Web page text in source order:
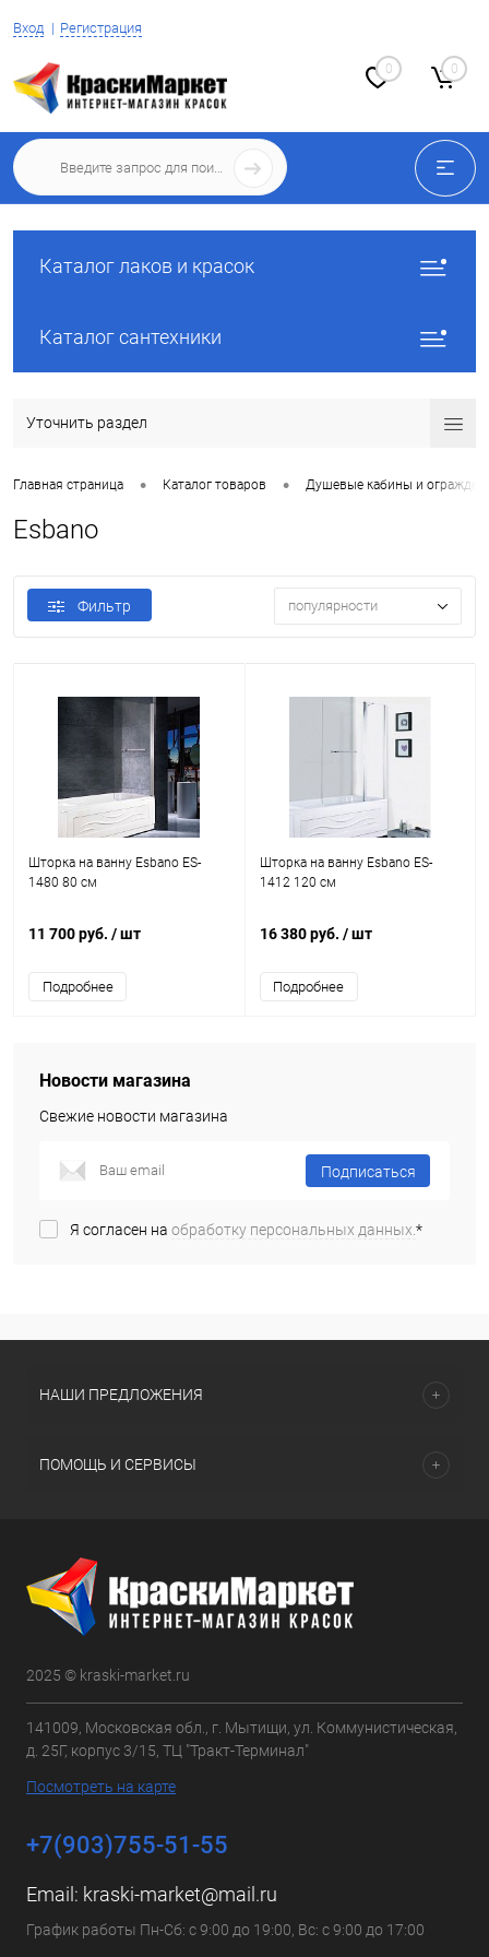
Вход Регистрация
0 0
Каталог лаков и красок
Каталог сантехники
Уточнить раздел
Главная страница • Каталог товаров • Душевые кабины и
Esbano
Фильтр популярности
Шторка на ванну Esbano ES-
1480 80 см
11 700 руб. / шт
Подробнее
Шторка на ванну Esbano ES-
1412 120 см
16 380 руб. / шт
Подробнее
Новости магазина
Свежие новости магазина
Подписаться
Я согласен на обработку персональных данных.*
НАШИ ПРЕДЛОЖЕНИЯ
ПОМОЩЬ И СЕРВИСЫ
2025 © kraski-market.ru
141009, Московская обл., г. Мытищи, ул. Коммунистическая,
д. 25Г, корпус 3/15, ТЦ "Тракт-Терминал"
Посмотреть на карте
+7(903)755-51-55
Email: kraski-market@mail.ru
График работы Пн-Сб: с 9:00 до 19:00, Вс: с 9:00 до 17:00